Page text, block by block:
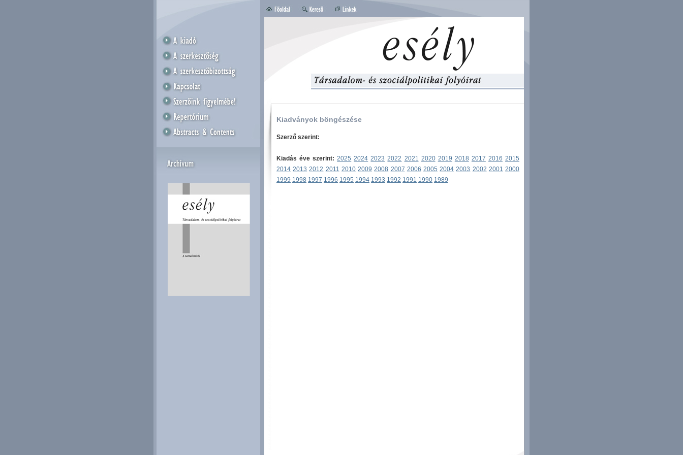
Kiadványok böngészése
Szerző szerint:
Kiadás éve szerint: 2025 2024 2023 2022 2021 2020 2019 2018 2017 2016 2015
2014 2013 2012 2011 2010 2009 2008 2007 2006 2005 2004 2003 2002 2001 2000
1999 1998 1997 1996 1995 1994 1993 1992 1991 1990 1989